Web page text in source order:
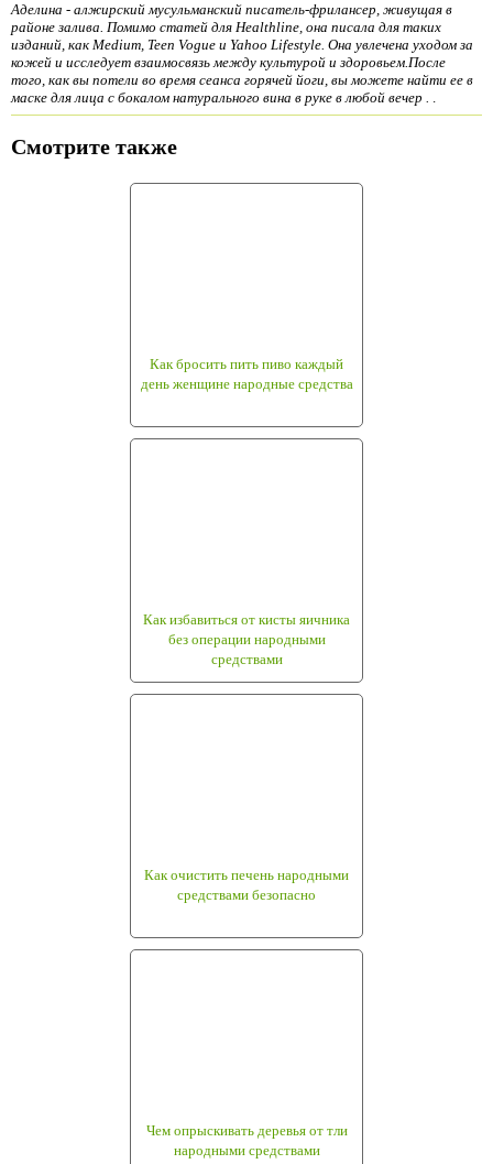
Аделина - алжирский мусульманский писатель-фрилансер, живущая в
районе залива. Помимо статей для Healthline, она писала для таких
изданий, как Medium, Teen Vogue и Yahoo Lifestyle. Она увлечена уходом за
кожей и исследует взаимосвязь между культурой и здоровьем.После
того, как вы потели во время сеанса горячей йоги, вы можете найти ее в
маске для лица с бокалом натурального вина в руке в любой вечер . .
Смотрите также
Как бросить пить пиво каждый
день женщине народные средства
Как избавиться от кисты яичника
без операции народными
средствами
Как очистить печень народными
средствами безопасно
Чем опрыскивать деревья от тли
народными средствами